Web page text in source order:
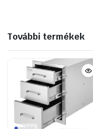
További termékek